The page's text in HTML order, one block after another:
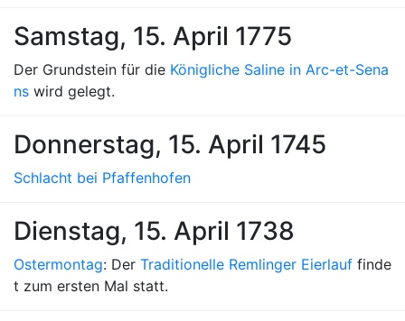
Samstag, 15. April 1775
Der Grundstein für die Königliche Saline in Arc-et-Sena
ns wird gelegt.
Donnerstag, 15. April 1745
Schlacht bei Pfaffenhofen
Dienstag, 15. April 1738
Ostermontag: Der Traditionelle Remlinger Eierlauf finde
t zum ersten Mal statt.